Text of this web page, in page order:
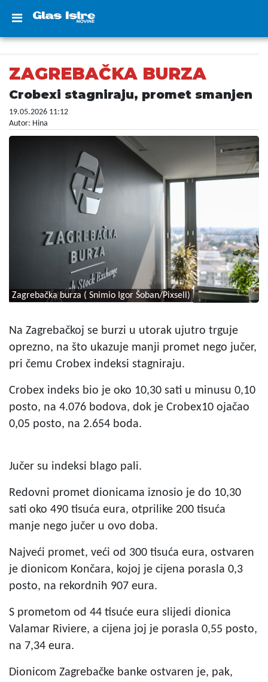
ZAGREBAČKA BURZA
Crobexi stagniraju, promet smanjen
19.05.2026 11:12
Autor: Hina
Zagrebačka burza ( Snimio Igor Šoban/Pixsell)
Na Zagrebačkoj se burzi u utorak ujutro trguje
oprezno, na što ukazuje manji promet nego jučer,
pri čemu Crobex indeksi stagniraju.
Crobex indeks bio je oko 10,30 sati u minusu 0,10
posto, na 4.076 bodova, dok je Crobex10 ojačao
0,05 posto, na 2.654 boda.
Jučer su indeksi blago pali.
Redovni promet dionicama iznosio je do 10,30
sati oko 490 tisuća eura, otprilike 200 tisuća
manje nego jučer u ovo doba.
Najveći promet, veći od 300 tisuća eura, ostvaren
je dionicom Končara, kojoj je cijena porasla 0,3
posto, na rekordnih 907 eura.
S prometom od 44 tisuće eura slijedi dionica
Valamar Riviere, a cijena joj je porasla 0,55 posto,
na 7,34 eura.
Dionicom Zagrebačke banke ostvaren je, pak,